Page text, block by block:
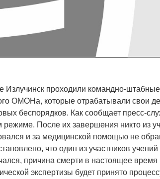
Излучинск проходили командно-
ОМОНа, которые отрабатывали свои
беспорядков. Как сообщает пресс-
После их завершения никто из
и за медицинской помощью не
что один из участников
причина смерти в настоящее время
экспертизы будет принято